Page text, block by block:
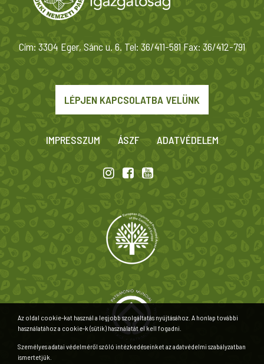
Cím: 3304 Eger, Sánc u. 6. Tel: 36/411-581 Fax: 36/412-791
LÉPJEN KAPCSOLATBA VELÜNK
IMPRESSZUM ÁSZF ADATVÉDELEM
Az oldal cookie-kat használ a legjobb szolgáltatás nyújtásához. A honlap további
használatához a cookie-k (sütik) használatát el kell fogadni.
Személyes adatai védelméről szóló intézkedéseinket az adatvédelmi szabályzatban
ismertetjük.